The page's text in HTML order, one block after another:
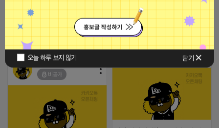
오늘 하루 보지 않기 닫기
프 ✅펜션 ✅공항 주차대행 등 ok
▔▔▔▔▔▔▔▔▔▔▔▔▔▔
▔▔▔▔▔▔▔▔▔▔▔▔▔▔ (카
톡) zzxxcc8 (콜) 상시문의 가능
▔▔▔▔▔▔▔▔▔▔▔▔▔▔ 카카
오톡 운영 정책을 준수하고, 표시 광
고의 공정화 등 법률 위반에 반하는
불법 마케팅 서비스는 진행하지 않
2026-04-17 16:04 댓글: 0개
[아이피몬스터] 전국 최저가 마케팅
용 KT아이피서비스!!
2023-09-06 14:23:39
.
.
비공개